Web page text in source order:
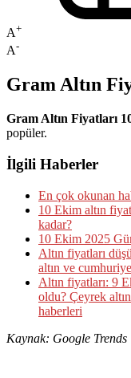
A+
A-
Gram Altın
Gram Altın Fiyatları
popüler.
İlgili Haberler
En çok okunan
10 Ekim altın
kadar?
10 Ekim 2025
Altın fiyatları
altın ve
Altın fiyatları: 9
oldu? Çeyrek
haberleri
Kaynak: Google Trends